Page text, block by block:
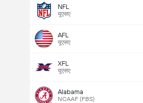
NFL
यूएसए
AFL
यूएसए
XFL
यूएसए
Alabama
NCAAF (FBS)